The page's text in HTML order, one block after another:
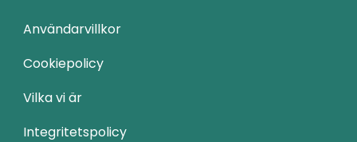
Användarvillkor
Cookiepolicy
Vilka vi är
Integritetspolicy